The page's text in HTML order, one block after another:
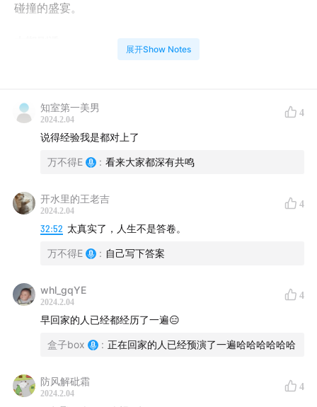
碰撞的盛宴。
09:16 延长亲情保质期
催婚催生不再可怕
39:31 原来亲戚还有这么多分类
熟悉的陌生人
展开Show Notes
知室第一美男
2024.2.04
4
说得经验我是都对上了
万不得E : 看来大家都深有共鸣
开水里的王老吉
2024.2.04
4
32:52 太真实了，人生不是答卷。
万不得E : 自己写下答案
whl_gqYE
2024.2.04
4
早回家的人已经都经历了一遍😑
盒子box : 正在回家的人已经预演了一遍哈哈哈哈哈哈
防风解砒霜
2024.2.04
4